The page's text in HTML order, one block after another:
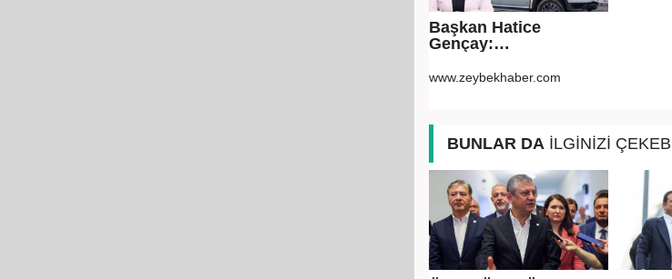
Başkan Hatice
Gençay:
noktasında gece
www.zeybekhaber.com
BUNLAR DAİLGİNİZİ